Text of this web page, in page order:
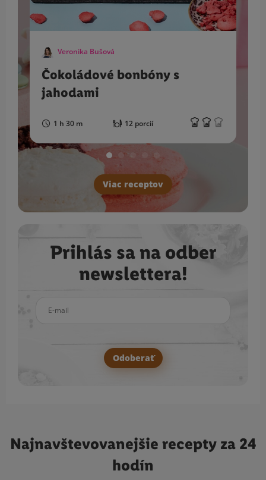
Veronika Bušová
Čokoládové bonbóny s
jahodami
1 h 30 m 12 porcií
Viac receptov
Prihlás sa na odber
newslettera!
Odoberať
Najnavštevovanejšie recepty za 24
hodín